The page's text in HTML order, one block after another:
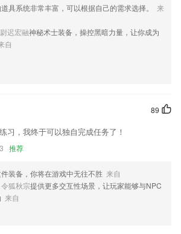
聚行业资讯、观点、干货，聚焦影视文娱圈的现
一个高度看行业
站软件优势
化时间
有方法和效率
)、执业兽医(水生动物)、宠物医师技能操作等
教版小学语文一年级上”中对于拼音学习要求。此
卡，使孩子在学习拼音的同时拓宽了关联词汇
下良好基础。
、老师、家长倾力打造的教育类移动互联网产品
道具系统非常丰富，可以根据自己的需求选择。
来
迟宏融神秘术士装备，操控黑暗力量，让你成为
自
89
习，我终于可以独自完成任务了！
推荐
件装备，你将在游戏中无往不胜 来自
狐秋宗提供更多交互性场景，让玩家能够与NPC
来自